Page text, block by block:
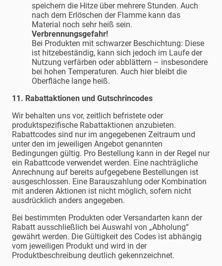
speichern die Hitze über mehrere Stunden. Auch
nach dem Erlöschen der Flamme kann das
Material noch sehr heiß sein.
Verbrennungsgefahr!
Bei Produkten mit schwarzer Beschichtung: Diese
ist hitzebeständig, kann sich jedoch im Laufe der
Nutzung verfärben oder abblättern – insbesondere
bei hohen Temperaturen. Auch hier bleibt die
Oberfläche lange heiß.
11. Rabattaktionen und Gutschrincodes
Wir behalten uns vor, zeitlich befristete oder
produktspezifische Rabattaktionen anzubieten.
Rabattcodes sind nur im angegebenen Zeitraum und
unter den im jeweiligen Angebot genannten
Bedingungen gültig. Pro Bestellung kann in der Regel nur
ein Rabattcode verwendet werden. Eine nachträgliche
Anrechnung auf bereits aufgegebene Bestellungen ist
ausgeschlossen. Eine Barauszahlung oder Kombination
mit anderen Aktionen ist nicht möglich, sofern nicht
ausdrücklich anders angegeben.
Bei bestimmten Produkten oder Versandarten kann der
Rabatt ausschließlich bei Auswahl von „Abholung“
gewährt werden. Die Gültigkeit des Codes ist abhängig
vom jeweiligen Produkt und wird in der
Produktbeschreibung deutlich gekennzeichnet.